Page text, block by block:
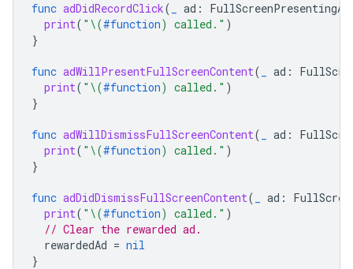
func adDidRecordClick( ad : FullScreenPresentingAd
print( " \(#function) called." )
}
func adWillPresentFullScreenContent( ad :
print( " \(#function) called." )
}
func adWillDismissFullScreenContent( ad :
print( " \(#function) called." )
}
func adDidDismissFullScreenContent( ad :
print( " \(#function) called." )
// Clear the rewarded ad.
rewardedAd = nil
}